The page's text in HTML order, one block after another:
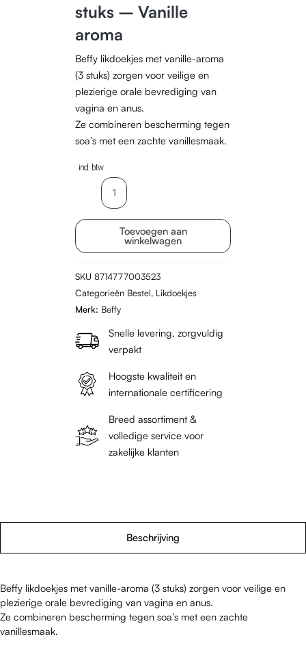
stuks – Vanille
aroma
Beffy likdoekjes met vanille-aroma
(3 stuks) zorgen voor veilige en
plezierige orale bevrediging van
vagina en anus.
Ze combineren bescherming tegen
soa’s met een zachte vanillesmaak.
incl. btw
Likdoekjes
–
aroma
aantal
Toevoegen aan
winkelwagen
SKU 8714777003523
Categorieën Bestel, Likdoekjes
Merk: Beffy
Snelle levering, zorgvuldig
verpakt
Hoogste kwaliteit en
internationale certificering
Breed assortiment &
volledige service voor
zakelijke klanten
Beschrijving
Beffy likdoekjes met vanille-aroma (3 stuks) zorgen voor veilige en
plezierige orale bevrediging van vagina en anus.
Ze combineren bescherming tegen soa’s met een zachte
vanillesmaak.